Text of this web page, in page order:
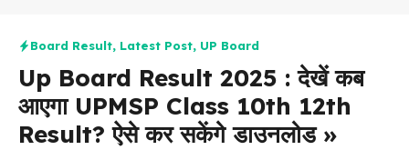
Board Result, Latest Post, UP Board
Up Board Result 2025 : देखें कब
आएगा UPMSP Class 10th 12th
Result? ऐसे कर सकेंगे डाउनलोड »